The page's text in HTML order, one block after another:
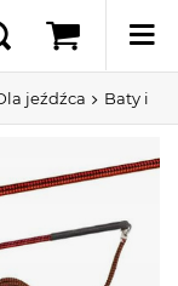
jeźdźca Baty i